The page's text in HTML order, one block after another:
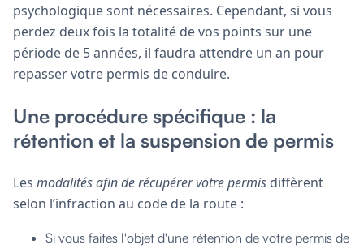
psychologique sont nécessaires. Cependant, si vous
perdez deux fois la totalité de vos points sur une
période de 5 années, il faudra attendre un an pour
repasser votre permis de conduire.
Une procédure spécifique : la
rétention et la suspension de permis
Les modalités afin de récupérer votre permis diffèrent
selon l’infraction au code de la route :
Si vous faites l'objet d'une rétention de votre permis de